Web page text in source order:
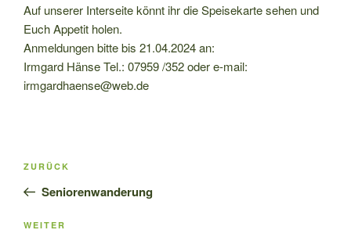
Auf unserer Interseite könnt ihr die Speisekarte sehen und
Euch Appetit holen.
Anmeldungen bitte bis 21.04.2024 an:
Irmgard Hänse Tel.: 07959 /352 oder e-mail:
irmgardhaense@web.de
Beitragsnavigation
Vorheriger
Beitrag
ZURÜCK
Seniorenwanderung
Nächster
WEITER